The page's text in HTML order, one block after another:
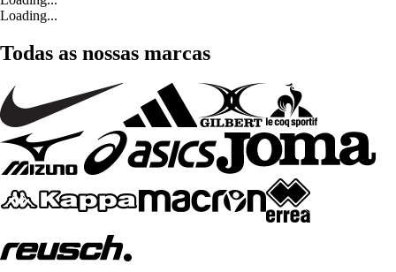
Loading...
Todas as nossas marcas